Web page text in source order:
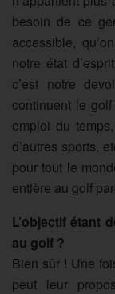
besoin de ce
accessible,
notre état
c’est notre
continuent le
emploi du
d’autres sports,
pour tout le
entière au golf
L’objectif étant
au golf ?
Bien sûr ! Une
peut leur